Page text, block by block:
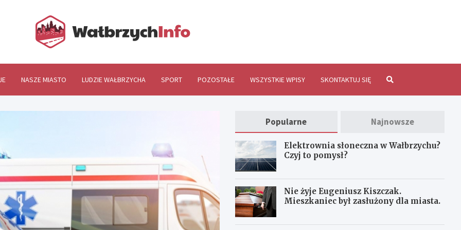
NASZE MIASTO LUDZIE WAŁBRZYCHA SPORT POZOSTAŁE WSZYSTKIE WPISY SKONTAKTUJ SIĘ
Popularne Najnowsze
Elektrownia słoneczna w Wałbrzychu?
Czyj to pomysł?
Nie żyje Eugeniusz Kiszczak.
Mieszkaniec był zasłużony dla miasta.